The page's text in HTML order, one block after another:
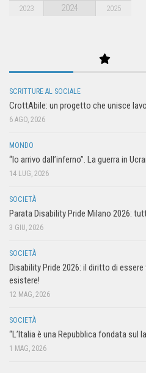
2023 2024 2025
SCRITTURE AL SOCIALE
CrottAbile: un progetto che unisce
6 AGO, 2026
MONDO
“Io arrivo dall’inferno”. La guerra in
14 LUG, 2026
SOCIETÀ
Parata Disability Pride Milano 2026:
3 GIU, 2026
SOCIETÀ
Disability Pride 2026: il diritto di
esistere!
12 MAG, 2026
SOCIETÀ
“L’Italia è una Repubblica fondata sul
1 MAG, 2026